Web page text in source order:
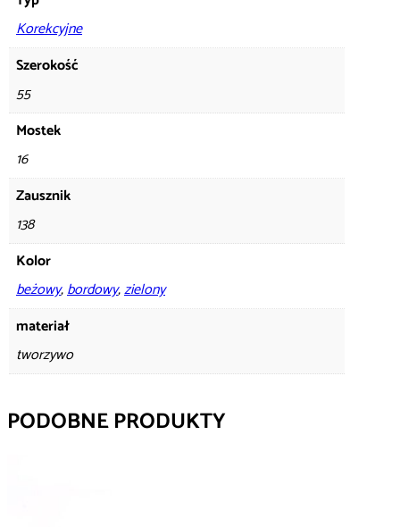
Korekcyjne
Szerokość
55
Mostek
16
Zausznik
138
Kolor
beżowy,bordowy,zielony
materiał
tworzywo
PODOBNE PRODUKTY